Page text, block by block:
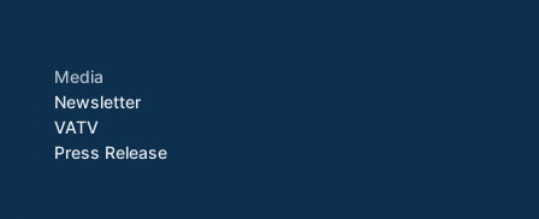
Media
Newsletter
VATV
Press Release